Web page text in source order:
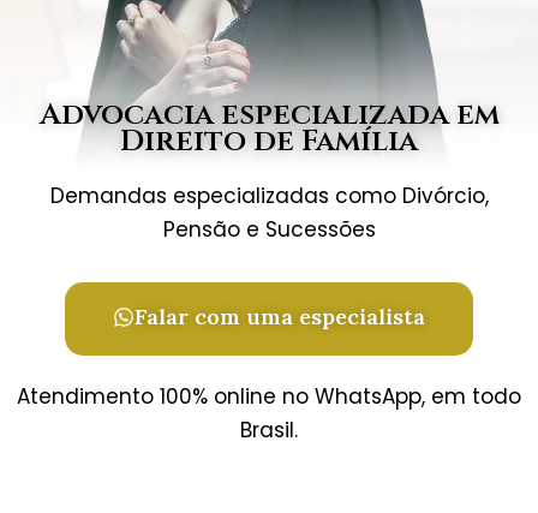
Advocacia especializada em
Direito de Família
Demandas especializadas como Divórcio,
Pensão e Sucessões
Falar com uma especialista
Atendimento 100% online no WhatsApp, em todo
Brasil.